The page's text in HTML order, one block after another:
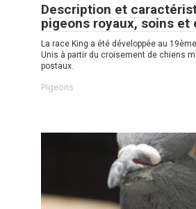
Description et
pigeons royaux, soins et
La race King a été développée au
Unis à partir du croisement de chiens
postaux.
Pigeons